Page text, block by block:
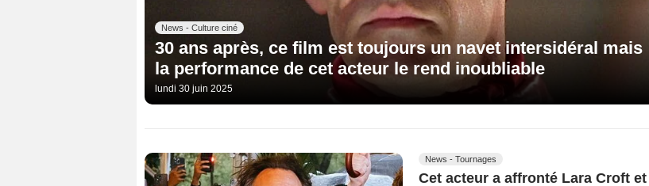
News - Culture ciné
30 ans après, ce film est toujours un navet intersidéral mais
la performance de cet acteur le rend inoubliable
lundi 30 juin 2025
News - Tournages
Cet acteur a affronté Lara Croft et